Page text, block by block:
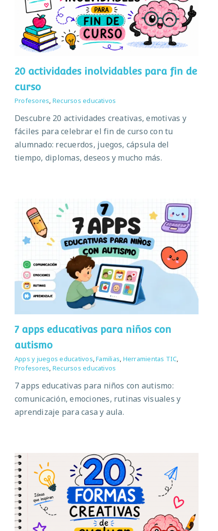
20 actividades inolvidables para fin de
curso
Profesores, Recursos educativos
Descubre 20 actividades creativas, emotivas y
fáciles para celebrar el fin de curso con tu
alumnado: recuerdos, juegos, cápsula del
tiempo, diplomas, deseos y mucho más.
7 apps educativas para niños con
autismo
Apps y juegos educativos,Familias, Herramientas TIC,
Profesores, Recursos educativos
7 apps educativas para niños con autismo:
comunicación, emociones, rutinas visuales y
aprendizaje para casa y aula.